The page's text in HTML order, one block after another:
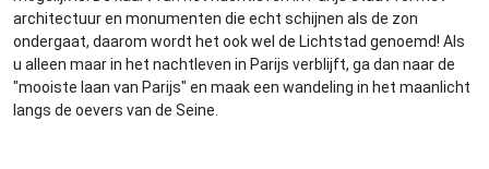
architectuur en monumenten die echt schijnen als de zon
ondergaat, daarom wordt het ook wel de Lichtstad genoemd! Als
u alleen maar in het nachtleven in Parijs verblijft, ga dan naar de
"mooiste laan van Parijs" en maak een wandeling in het maanlicht
langs de oevers van de Seine.